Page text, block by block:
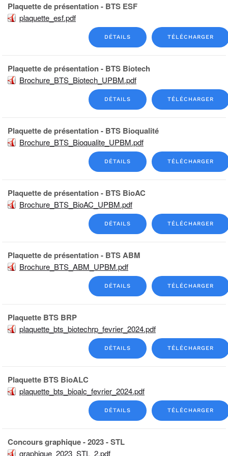
Plaquette de présentation - BTS ESF
plaquette_esf.pdf
TÉLÉCHARGER
DÉTAILS
Plaquette de présentation - BTS Biotech
Brochure_BTS_Biotech_UPBM.pdf
TÉLÉCHARGER
DÉTAILS
Plaquette de présentation - BTS Bioqualité
Brochure_BTS_Bioqualite_UPBM.pdf
TÉLÉCHARGER
DÉTAILS
Plaquette de présentation - BTS BioAC
Brochure_BTS_BioAC_UPBM.pdf
TÉLÉCHARGER
DÉTAILS
Plaquette de présentation - BTS ABM
Brochure_BTS_ABM_UPBM.pdf
TÉLÉCHARGER
DÉTAILS
Plaquette BTS BRP
plaquette_bts_biotechrp_fevrier_2024.pdf
TÉLÉCHARGER
DÉTAILS
Plaquette BTS BioALC
plaquette_bts_bioalc_fevrier_2024.pdf
TÉLÉCHARGER
DÉTAILS
Concours graphique - 2023 - STL
graphique_2023_STL_2.pdf